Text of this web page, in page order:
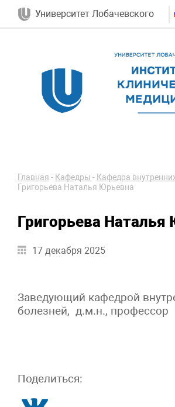
Университет Лобачевского
Главная - Кафедры - Кафедра
Григорьева Наталья Юрьевна
Григорьева Наталья
17 декабря 2025
Заведующий кафедрой
болезней, д.м.н., профессор
Поделиться: